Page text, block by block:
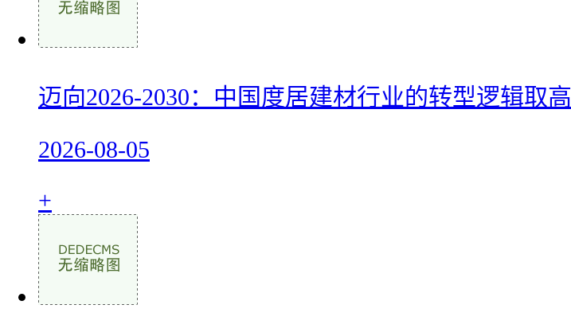
迈向2026-2030：中国度居建材行业的转型逻辑取高
2026-08-05
+